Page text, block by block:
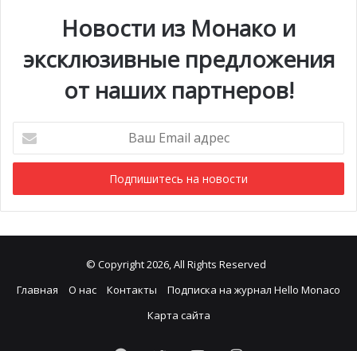
Photo credit: Axel Bastello / Palais Princier
Новости из Монако и
эксклюзивные предложения
от наших партнеров!
Email
адрес
© Copyright 2026, All Rights Reserved
Главная
О нас Контакты
Подписка на журнал Hello Monaco
Карта сайта